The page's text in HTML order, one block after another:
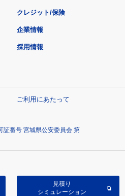
クレジット/保険
企業情報
採用情報
ご利用にあたって
証番号 宮城県公安委員会 第
見積り
シミュレーション